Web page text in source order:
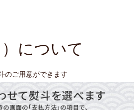
について
のご用意ができます